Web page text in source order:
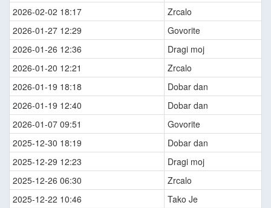
2026-02-02 18:17
Zrcalo
2026-01-27 12:29
Govorite
2026-01-26 12:36
Dragi moj
2026-01-20 12:21
Zrcalo
2026-01-19 18:18
Dobar dan
2026-01-19 12:40
Dobar dan
2026-01-07 09:51
Govorite
2025-12-30 18:19
Dobar dan
2025-12-29 12:23
Dragi moj
2025-12-26 06:30
Zrcalo
2025-12-22 10:46
Tako Je